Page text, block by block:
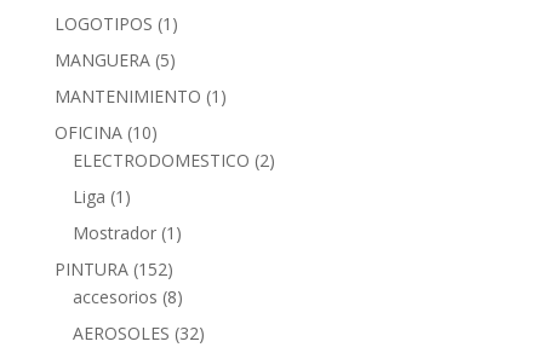
LOGOTIPOS (1)
MANGUERA (5)
MANTENIMIENTO (1)
OFICINA (10)
ELECTRODOMESTICO (2)
Liga (1)
Mostrador (1)
PINTURA (152)
accesorios (8)
AEROSOLES (32)